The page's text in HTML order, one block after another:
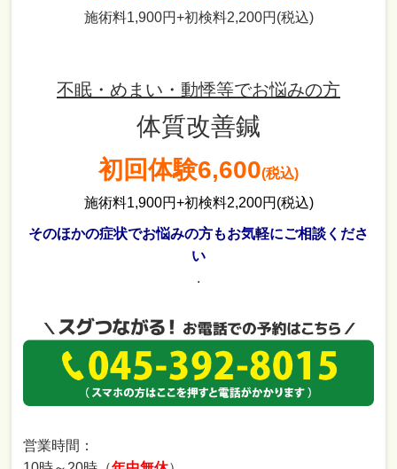
施術料1,900円+初検料2,200円(税込)
不眠・めまい・動悸等でお悩みの方
体質改善鍼
初回体験6,600(税込)
施術料1,900円+初検料2,200円(税込)
そのほかの症状でお悩みの方もお気軽にご相談くださ
い
.
営業時間：